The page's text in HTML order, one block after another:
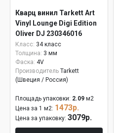
Кварц винил Tarkett Art
Vinyl Lounge Digi Edition
Oliver DJ 230346016
Класс: 34 класс
Толщина: 3 мм
Фаска: 4V
Производитель Tarkett
(Швеция / Россия)
Площадь упаковки: 2.09 м2
Цена за 1 м2: 1473р.
Цена за упаковку: 3079р.